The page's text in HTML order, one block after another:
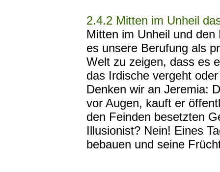
2.4.2 Mitten im Unheil
Mitten im Unheil und
es unsere Berufung als
Welt zu zeigen, dass es
das Irdische vergeht
Denken wir an Jeremia:
vor Augen, kauft er
den Feinden besetzten
Illusionist? Nein! Eines
bebauen und seine